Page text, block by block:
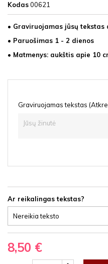
Kodas00621
• Graviruojamas jūsų tekstas
• Paruošimas 1 - 2 dienos
• Matmenys: aukštis apie 10
Graviruojamas tekstas
Ar reikalingas tekstas?
8,50 €